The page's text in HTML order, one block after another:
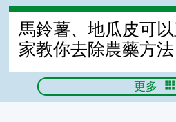
馬鈴薯、地瓜皮可
家教你去除農藥方法
更多